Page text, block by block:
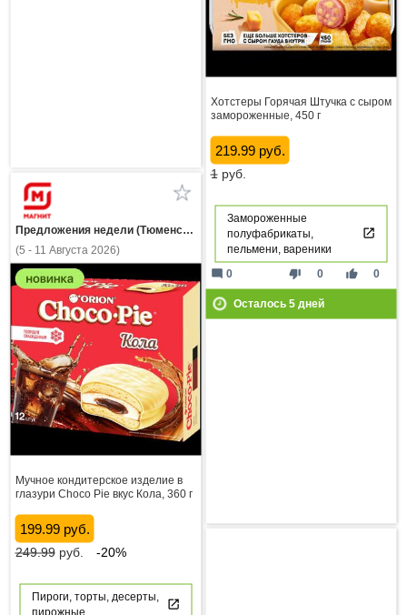
Хотстеры Горячая Штучка с сыром
замороженные, 450 г
219.99 руб.
1руб.
Замороженные
полуфабрикаты,
пельмени, вареники
thumb_down 0 thumb_up 0
mode_comment 0
Осталось 5дней
Предложения недели (Тюменская область)
(5 - 11 Августа 2026)
Мучное кондитерское изделие в
глазури Choco Pie вкус Кола, 360 г
199.99 руб.
249.99руб. -20%
Пироги, торты, десерты,
пирожные